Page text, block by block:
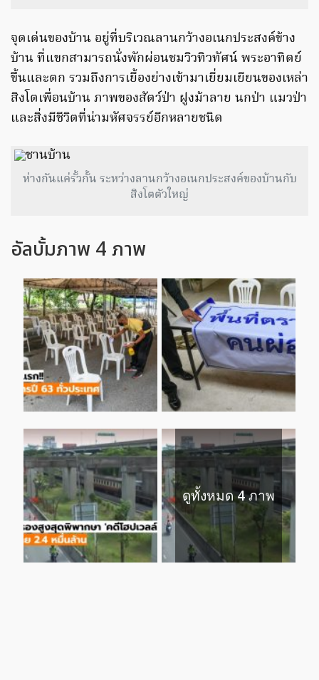
จุดเด่นของบ้าน อยู่ที่บริเวณลานกว้างอเนกประสงค์ข้าง
บ้าน ที่แขกสามารถนั่งพักผ่อนชมวิวทิวทัศน์ พระอาทิตย์
ขึ้นและตก รวมถึงการเยื้องย่างเข้ามาเยี่ยมเยียนของเหล่า
สิงโตเพื่อนบ้าน ภาพของสัตว์ป่า ฝูงม้าลาย นกป่า แมวป่า
และสิ่งมีชีวิตที่น่ามหัศจรรย์อีกหลายชนิด
ห่างกันแค่รั้วกั้น ระหว่างลานกว้างอเนกประสงค์ของบ้านกับ
สิงโตตัวใหญ่
อัลบั้มภาพ 4 ภาพ
ดูทั้งหมด 4 ภาพ